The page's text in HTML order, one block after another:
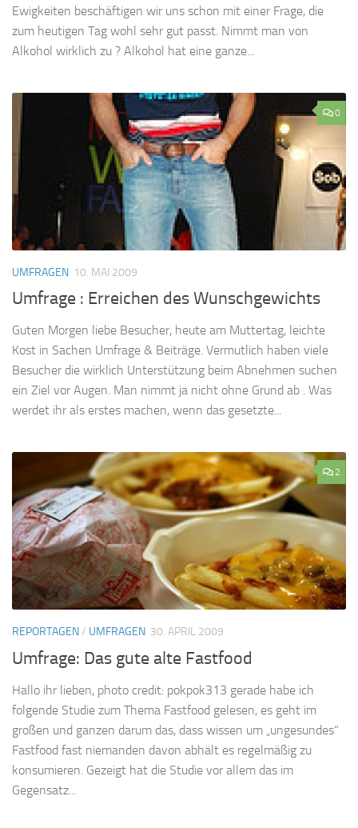
Ewigkeiten beschäftigen wir uns schon mit einer Frage, die
zum heutigen Tag wohl sehr gut passt. Nimmt man von
Alkohol wirklich zu ? Alkohol hat eine ganze...
0
UMFRAGEN 10. MAI 2009
Umfrage : Erreichen des Wunschgewichts
Guten Morgen liebe Besucher, heute am Muttertag, leichte
Kost in Sachen Umfrage & Beiträge. Vermutlich haben viele
Besucher die wirklich Unterstützung beim Abnehmen suchen
ein Ziel vor Augen. Man nimmt ja nicht ohne Grund ab . Was
werdet ihr als erstes machen, wenn das gesetzte...
2
REPORTAGEN/ UMFRAGEN 30. APRIL 2009
Umfrage: Das gute alte Fastfood
Hallo ihr lieben, photo credit: pokpok313 gerade habe ich
folgende Studie zum Thema Fastfood gelesen, es geht im
großen und ganzen darum das, dass wissen um „ungesundes“
Fastfood fast niemanden davon abhält es regelmäßig zu
konsumieren. Gezeigt hat die Studie vor allem das im
Gegensatz...